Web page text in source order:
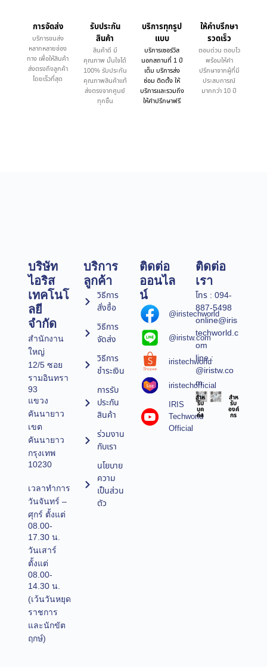
การจัดส่ง
บริการขนส่ง
หลากหลายช่อง
ทาง เพื่อให้สินค้า
ส่งตรงถึงลูกค้า
โดยเร็วที่สุด
รับประกัน
สินค้า
สินค้าดี มี
คุณภาพ มั่นใจได้
100% รับประกัน
คุณภาพสินค้าแท้
ส่งตรงจากศูนย์
ทุกชิ้น
บริการทุกรูป
แบบ
บริการเซอร์วิส
นอกสถานที่ 1 ปี
เต็ม บริการส่ง
ซ่อม ติดตั้ง ให้
บริการและรวมถึง
ให้คำปรึกษาฟรี
ให้คำบรึกษา
รวดเร็ว
ตอบด่วน ตอบไว
พร้อมให้คำ
ปรึกษาจากผู้ที่มี
ประสบการณ์
มากกว่า 10 ปี
บริษัท
ไอริส
เทคโนโ
ลยี
จำกัด
สำนักงาน
ใหญ่
12/5 ซอย
รามอินทรา
93
แขวง
คันนายาว
เขต
คันนายาว
กรุงเทพ
10230
เวลาทำการ
วันจันทร์ –
ศุกร์ ตั้งแต่
08.00-
17.30 น.
วันเสาร์
ตั้งแต่
08.00-
14.30 น.
(เว้นวันหยุด
ราชการ
และนักขัต
ฤกษ์)
บริการ
ลูกค้า
วิธีการ
สั่งซื้อ
วิธีการ
จัดส่ง
วิธีการ
ชำระเงิน
การรับ
ประกัน
สินค้า
ร่วมงาน
กับเรา
นโยบาย
ความ
เป็นส่วน
ตัว
ติดต่อ
ออนไล
น์
@iristechworld
@iristw.com
iristechworld
iristechofficial
IRIS
Techworld
Official
ติดต่อ
เรา
โทร : 094-
887-5498
online@iris
techworld.c
om
line :
@iristw.co
m
สำห
รับ
บุค
คล
สำห
รับ
องค์
กร